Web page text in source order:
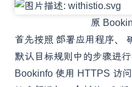
原
首先按照 部署应用程序、
默认目标规则 中的步骤进行
Bookinfo 使用 HTTPS 访